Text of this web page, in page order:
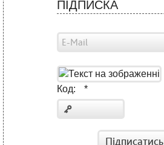
ПІДПИСКА
Код: *
Підписатись